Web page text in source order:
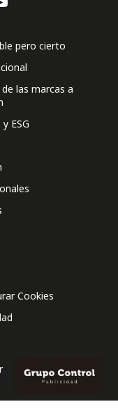
pero cierto
de las marcas a
ESG
Cookies